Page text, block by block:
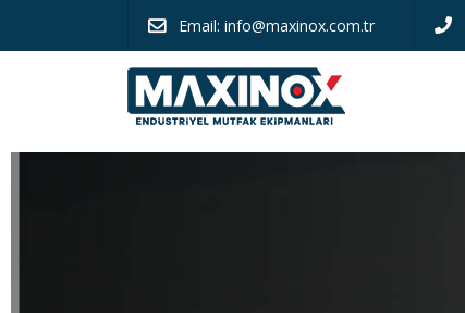
Email: info@maxinox.com.tr